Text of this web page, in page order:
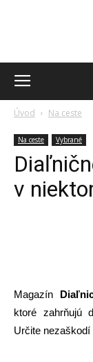
Úvod Na ceste
Na ceste Vybrané
v
Magazín
ktoré zahrňujú
Určite